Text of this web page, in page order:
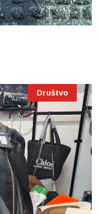
Društvo